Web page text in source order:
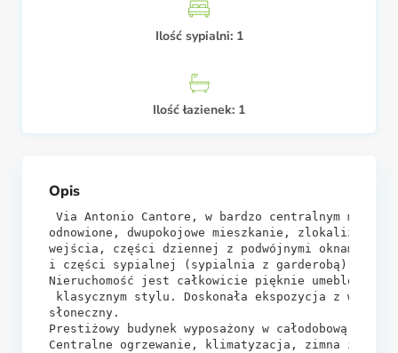
Ilość sypialni: 1
Ilość łazienek: 1
Opis
Via Antonio Cantore, w bardzo centralnym
odnowione, dwupokojowe mieszkanie,
wejścia, części dziennej z podwójnymi oknami
i części sypialnej (sypialnia z garderobą),
Nieruchomość jest całkowicie pięknie umeblowana
klasycznym stylu. Doskonała ekspozycja z
słoneczny.
Prestiżowy budynek wyposażony w całodobową
Centralne ogrzewanie, klimatyzacja, zimna i